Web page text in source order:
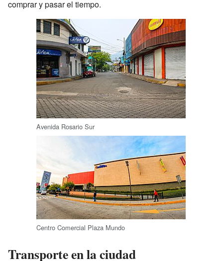
comprar y pasar el tiempo.
Avenida Rosario Sur
Centro Comercial Plaza Mundo
Transporte en la ciudad